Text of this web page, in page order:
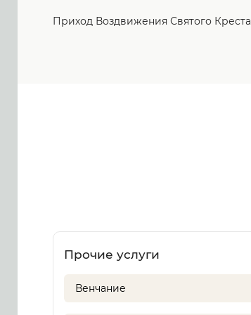
Приход Воздвижения Святого Креста
Прочие услуги
Венчание